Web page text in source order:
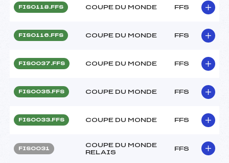
FIS0118.FFS COUPE DU MONDE FFS
FIS0116.FFS COUPE DU MONDE FFS
FIS0037.FFS COUPE DU MONDE FFS
FIS0035.FFS COUPE DU MONDE FFS
FIS0033.FFS COUPE DU MONDE FFS
FIS0031
COUPE DU MONDE
RELAIS
FFS